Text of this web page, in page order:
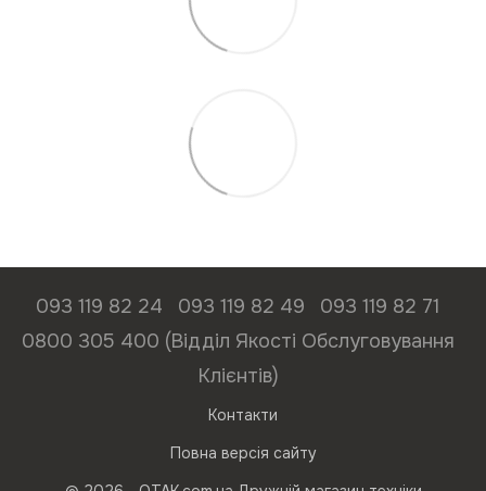
093 119 82 24 093 119 82 49
093 119 82 71
0800 305 400 (Відділ Якості Обслуговування
Клієнтів)
Контакти
Повна версія сайту